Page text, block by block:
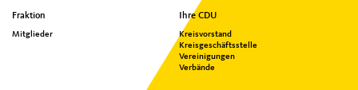
Footer
Fraktion
Mitglieder
Ihre CDU
Kreisvorstand
Kreisgeschäftsstelle
Vereinigungen
Verbände